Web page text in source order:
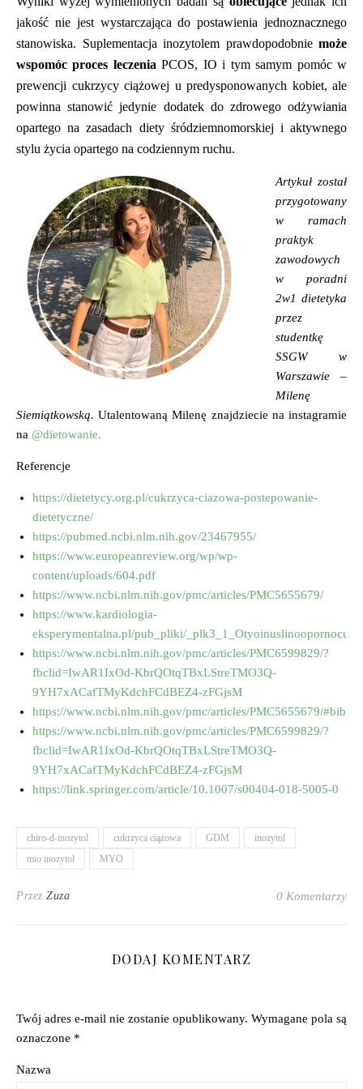
jakość nie jest wystarczająca do postawienia jednoznacznego
stanowiska. Suplementacja inozytolem prawdopodobnie może
wspomóc proces leczenia PCOS, IO i tym samym pomóc w
prewencji cukrzycy ciążowej u predysponowanych kobiet, ale
powinna stanowić jedynie dodatek do zdrowego odżywiania
opartego na zasadach diety śródziemnomorskiej i aktywnego
stylu życia opartego na codziennym ruchu.
Artykuł został
przygotowany
w ramach
praktyk
zawodowych
w poradni
2w1 dietetyka
przez
studentkę
SSGW w
Warszawie
–
Milenę
Siemiątkowską. Utalentowaną Milenę znajdziecie na instagramie
na @dietowanie.
Referencje
https://dietetycy.org.pl/cukrzyca-ciazowa-postepowanie-
dietetyczne/
https://pubmed.ncbi.nlm.nih.gov/23467955/
https://www.europeanreview.org/wp/wp-
content/uploads/604.pdf
https://www.ncbi.nlm.nih.gov/pmc/articles/PMC5655679/
https://www.kardiologia-
eksperymentalna.pl/pub_pliki/
https://www.ncbi.nlm.nih.gov/pmc/articles/PMC6599829/?
fbclid=IwAR1IxOd-KbrQOtqTBxLStreTMO3Q-
9YH7xACafTMyKdchFCdBEZ4-zFGjsM
https://www.ncbi.nlm.nih.gov/pmc/articles/PMC5655679/#bib71
https://www.ncbi.nlm.nih.gov/pmc/articles/PMC6599829/?
fbclid=IwAR1IxOd-KbrQOtqTBxLStreTMO3Q-
9YH7xACafTMyKdchFCdBEZ4-zFGjsM
https://link.springer.com/article/10.1007/s00404-018-5005-0
chiro-d-inozytol cukrzyca ciążowa GDM
inozytol
mio inozytol
MYO
Przez Zuza 0 Komentarzy
DODAJ KOMENTARZ
Twój adres e-mail nie zostanie opublikowany. Wymagane pola są
oznaczone *
Nazwa